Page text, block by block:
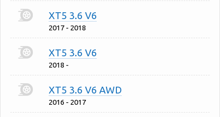
XT5 3.6 V6
2017 - 2018
XT5 3.6 V6
2018 -
XT5 3.6 V6 AWD
2016 - 2017